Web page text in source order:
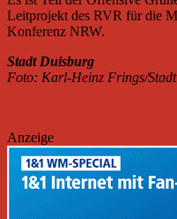
Leitprojekt des RVR für die
Konferenz NRW.
Stadt Duisburg
Foto: Karl-Heinz Frings/
Anzeige